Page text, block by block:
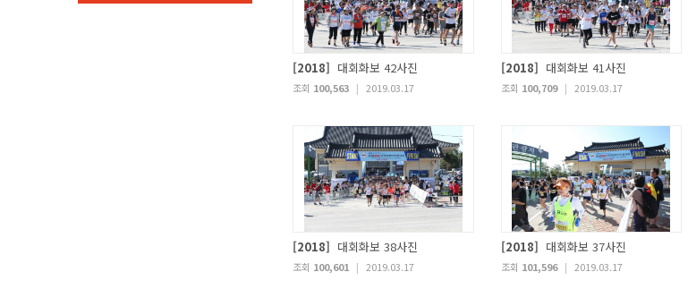
[2018] 대회화보 42사진
조회 100,563 | 2019.03.17
[2018] 대회화보 41사진
조회 100,709 | 2019.03.17
[2018] 대회화보 38사진
조회 100,601 | 2019.03.17
[2018] 대회화보 37사진
조회 101,596 | 2019.03.17